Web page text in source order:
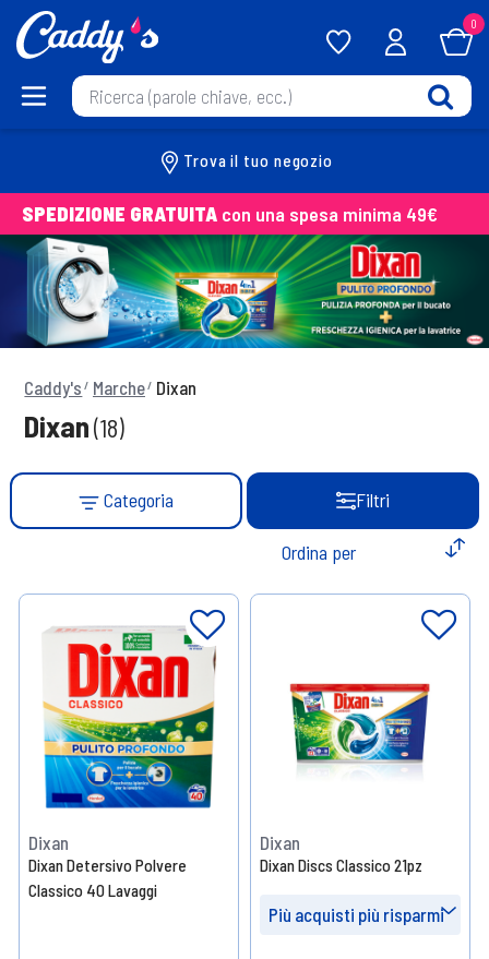
0
Trova il tuo negozio
SPEDIZIONE GRATUITA con una spesa minima 49€
Caddy's Marche Dixan
Dixan(18)
Categoria Filtri
Dixan
Dixan Detersivo Polvere
Classico 40 Lavaggi
Dixan
Dixan Discs Classico 21pz
Più acquisti più risparmi